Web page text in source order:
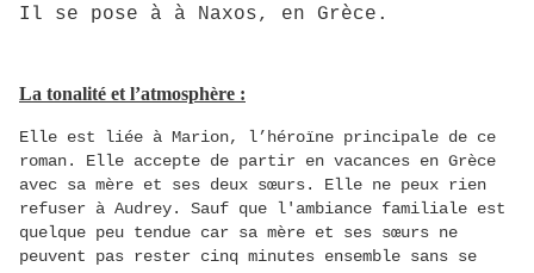
Il se pose à à Naxos, en Grèce.
La tonalité et l’atmosphère :
Elle est liée à Marion, l’héroïne principale de ce
roman. Elle accepte de partir en vacances en Grèce
avec sa mère et ses deux sœurs. Elle ne peux rien
refuser à Audrey. Sauf que l'ambiance familiale est
quelque peu tendue car sa mère et ses sœurs ne
peuvent pas rester cinq minutes ensemble sans se